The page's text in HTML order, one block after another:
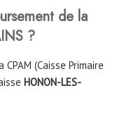
de la
?
(Caisse Primaire
HONON-LES-